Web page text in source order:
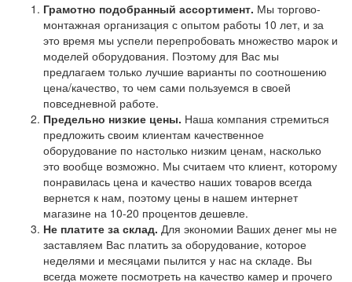
Грамотно подобранный ассортимент. Мы торгово-
монтажная организация с опытом работы 10 лет, и за
это время мы успели перепробовать множество марок и
моделей оборудования. Поэтому для Вас мы
предлагаем только лучшие варианты по соотношению
цена/качество, то чем сами пользуемся в своей
повседневной работе.
Предельно низкие цены. Наша компания стремиться
предложить своим клиентам качественное
оборудование по настолько низким ценам, насколько
это вообще возможно. Мы считаем что клиент, которому
понравилась цена и качество наших товаров всегда
вернется к нам, поэтому цены в нашем интернет
магазине на 10-20 процентов дешевле.
Не платите за склад. Для экономии Ваших денег мы не
заставляем Вас платить за оборудование, которое
неделями и месяцами пылится у нас на складе. Вы
всегда можете посмотреть на качество камер и прочего